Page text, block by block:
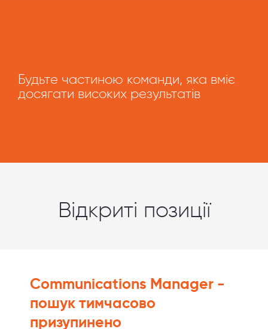
Будьте частиною команди, яка вміє
досягати високих результатів
Відкриті позиції
Communications Manager -
пошук тимчасово
призупинено